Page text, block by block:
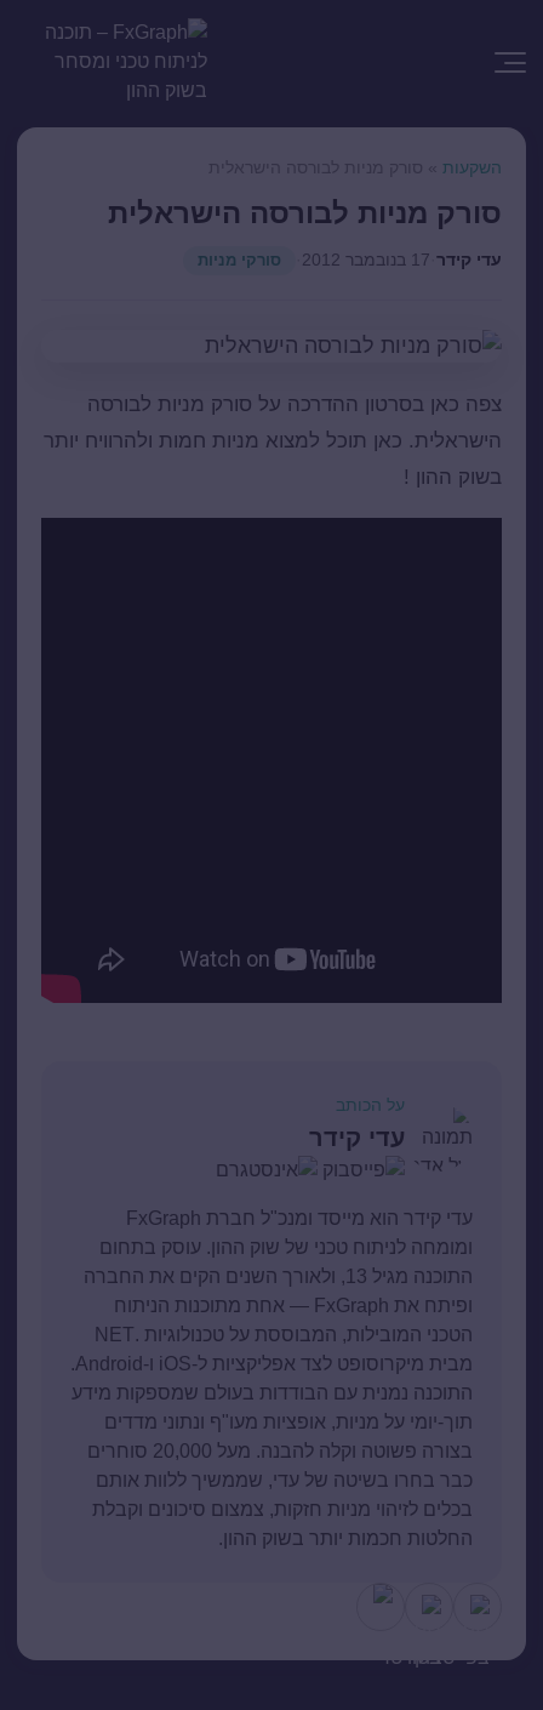
השקעות » סורק מניות לבורסה הישראלית
סורק מניות לבורסה הישראלית
עדי קידר 17 בנובמבר 2012 סורקי מניות
צפה כאן בסרטון ההדרכה על סורק מניות לבורסה
הישראלית. כאן תוכל למצוא מניות חמות ולהרוויח יותר
בשוק ההון !
על הכותב
עדי קידר
עדי קידר הוא מייסד ומנכ"ל חברת FxGraph
ומומחה לניתוח טכני של שוק ההון. עוסק בתחום
התוכנה מגיל 13, ולאורך השנים הקים את החברה
ופיתח את FxGraph — אחת מתוכנות הניתוח
הטכני המובילות, המבוססת על טכנולוגיות .NET
מבית מיקרוסופט לצד אפליקציות ל-iOS ו-Android.
התוכנה נמנית עם הבודדות בעולם שמספקות מידע
תוך-יומי על מניות, אופציות מעו"ף ונתוני מדדים
בצורה פשוטה וקלה להבנה. מעל 20,000 סוחרים
כבר בחרו בשיטה של עדי, שממשיך ללוות אותם
בכלים לזיהוי מניות חזקות, צמצום סיכונים וקבלת
החלטות חכמות יותר בשוק ההון.